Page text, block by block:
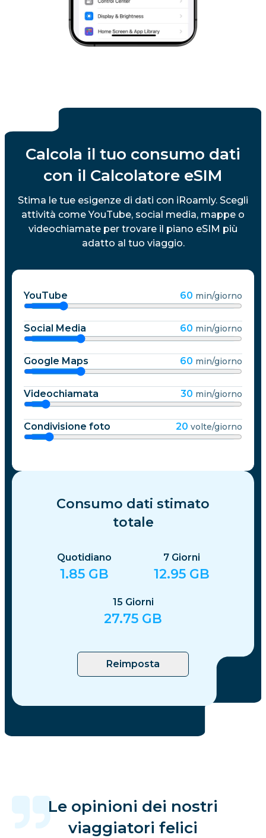
Calcola il tuo consumo dati
con il Calcolatore eSIM
Stima le tue esigenze di dati con iRoamly. Scegli
attività come YouTube, social media, mappe o
videochiamate per trovare il piano eSIM più
adatto al tuo viaggio.
YouTube 60 min/giorno
Social Media 60 min/giorno
Google Maps 60 min/giorno
Videochiamata 30 min/giorno
Condivisione foto 20 volte/giorno
Consumo dati stimato
totale
Quotidiano
1.85 GB
7 Giorni
12.95 GB
15 Giorni
27.75 GB
Reimposta
Le opinioni dei nostri
viaggiatori felici